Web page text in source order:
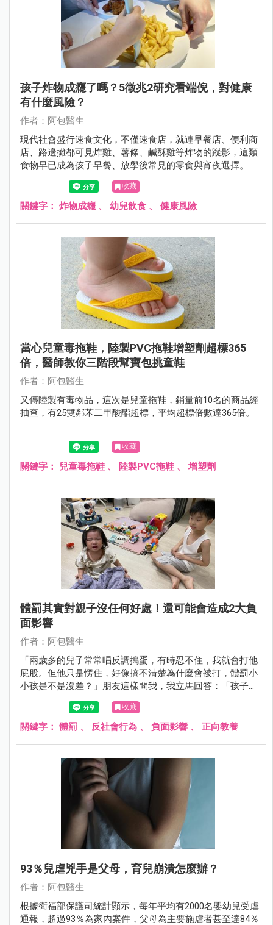
孩子炸物成癮了嗎？5徵兆2研究看端倪，對健康
有什麼風險？
作者：阿包醫生
現代社會盛行速食文化，不僅速食店，就連早餐店、便利商
店、路邊攤都可見炸雞、薯條、鹹酥雞等炸物的蹤影，這類
食物早已成為孩子早餐、放學後常見的零食與宵夜選擇。
收藏
關鍵字： 炸物成癮 、 幼兒飲食 、 健康風險
當心兒童毒拖鞋，陸製PVC拖鞋增塑劑超標365
倍，醫師教你三階段幫寶包挑童鞋
作者：阿包醫生
又傳陸製有毒物品，這次是兒童拖鞋，銷量前10名的商品經
抽查，有25雙鄰苯二甲酸酯超標，平均超標倍數達365倍。
收藏
關鍵字： 兒童毒拖鞋 、 陸製PVC拖鞋 、 增塑劑
體罰其實對親子沒任何好處！還可能會造成2大負
面影響
作者：阿包醫生
「兩歲多的兒子常常唱反調搗蛋，有時忍不住，我就會打他
屁股。但他只是愣住，好像搞不清楚為什麼會被打，體罰小
小孩是不是沒差？」朋友這樣問我，我立馬回答：「孩子都
知道喔！千萬不要小看孩子的能力和記憶。」這次要來跟大
家聊聊體罰對孩子的影響。收藏
關鍵字： 體罰 、 反社會行為 、 負面影響 、 正向教養
93％兒虐兇手是父母，育兒崩潰怎麼辦？
作者：阿包醫生
根據衛福部保護司統計顯示，每年平均有2000名嬰幼兒受虐
通報，超過93％為家內案件，父母為主要施虐者甚至達84％